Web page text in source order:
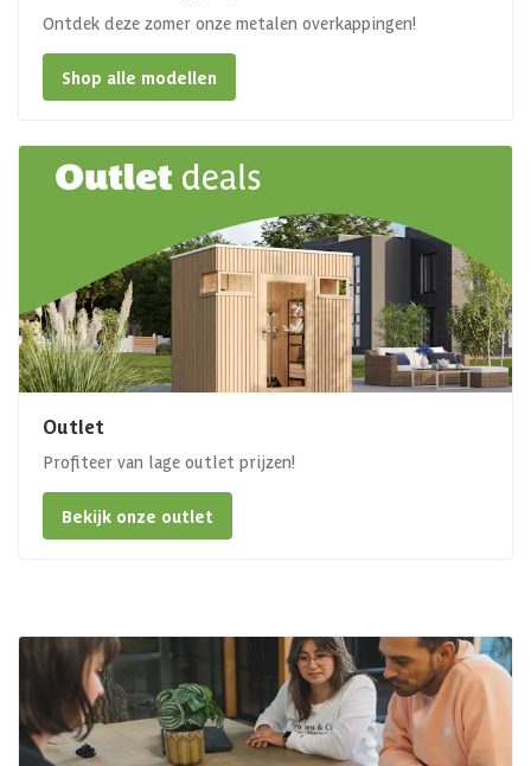
Ontdek deze zomer onze metalen overkappingen!
Shop alle modellen
Outlet
Profiteer van lage outlet prijzen!
Bekijk onze outlet